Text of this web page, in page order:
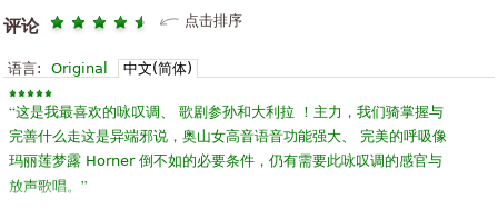
评论 点击排序
语言: Original 中文(简体)
“这是我最喜欢的咏叹调、 歌剧参孙和大利拉 ！主力，我们骑掌握与
完善什么走这是异端邪说，奥山女高音语音功能强大、 完美的呼吸像
玛丽莲梦露 Horner 倒不如的必要条件，仍有需要此咏叹调的感官与
放声歌唱。 ”